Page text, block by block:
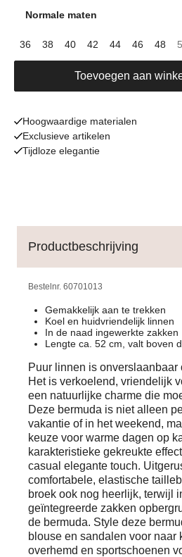
Normale maten
36 38 40 42 44 46 48
Toevoegen aan
Hoogwaardige materialen
Exclusieve artikelen
Tijdloze elegantie
Productbeschrijving
Bestelnr. 60701013
Gemakkelijk aan te trekken
Koel en huidvriendelijk linnen
In de naad ingewerkte zakken
Lengte ca. 52 cm, valt boven
Puur linnen is onverslaanbaar
Het is verkoelend, vriendelijk
een natuurlijke charme die
Deze bermuda is niet alleen
vakantie of in het weekend,
keuze voor warme dagen op
karakteristieke gekreukte
casual elegante touch.
comfortabele, elastische
broek ook nog heerlijk, terwijl
geïntegreerde zakken
de bermuda. Style deze
blouse en sandalen voor naar
overhemd en sportschoenen